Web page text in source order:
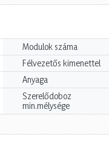
Modulok száma
Félvezetős kimenettel
Anyaga
Szerelődoboz
min.mélysége